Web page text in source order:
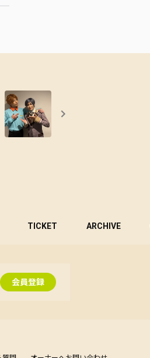
TICKET ARCHIVE
会員登録